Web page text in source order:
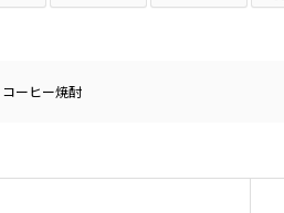
コーヒー焼酎